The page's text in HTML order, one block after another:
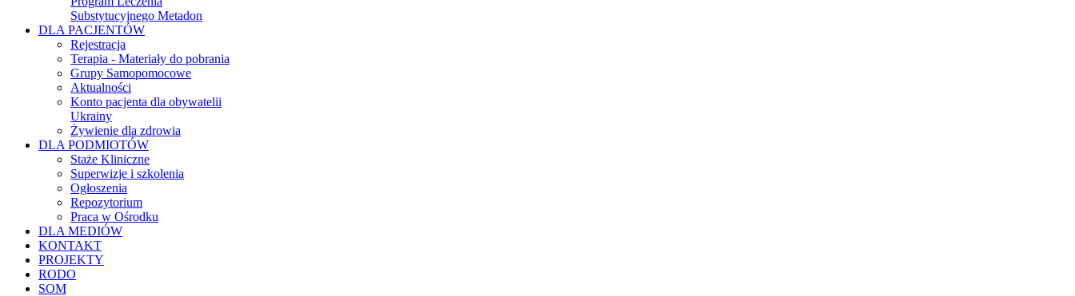
Substytucyjnego Metadon
DLA PACJENTÓW
Rejestracja
Terapia - Materiały do pobrania
Grupy Samopomocowe
Aktualności
Konto pacjenta dla obywatelii
Ukrainy
Żywienie dla zdrowia
DLA PODMIOTÓW
Staże Kliniczne
Superwizje i szkolenia
Ogłoszenia
Repozytorium
Praca w Ośrodku
DLA MEDIÓW
KONTAKT
PROJEKTY
RODO
SOM